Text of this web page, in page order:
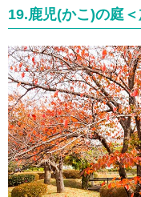
19.鹿児(かこ)の庭